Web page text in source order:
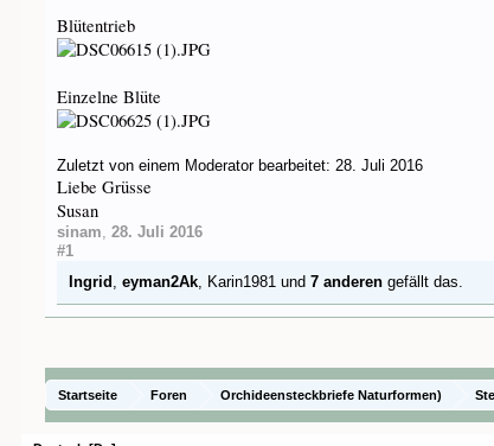
Blütentrieb
Einzelne Blüte
Zuletzt von einem Moderator bearbeitet:28. Juli 2016
Liebe Grüsse
Susan
sinam, 28. Juli 2016
#1
Ingrid ,eyman2Ak, Karin1981 und7 anderen gefällt das.
Startseite Foren Orchideensteckbriefe Naturformen)